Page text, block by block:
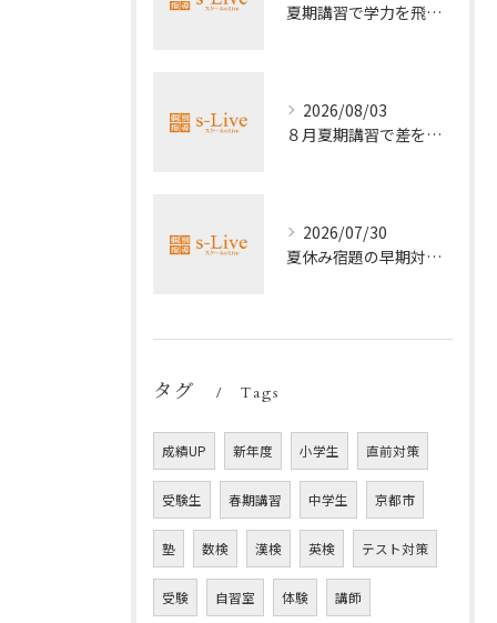
夏期講習で学力を飛躍的に上げる方法
2026/08/03
８月夏期講習で差をつける受験勉強法
2026/07/30
夏休み宿題の早期対策ポイント
タグ Tags
成績UP 新年度 小学生 直前対策
受験生 春期講習 中学生 京都市
塾 数検 漢検 英検 テスト対策
受験 自習室 体験 講師